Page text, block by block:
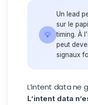
💡
Un lead
sur le
timing. À
peut
signaux
L’intent data ne
L’intent data